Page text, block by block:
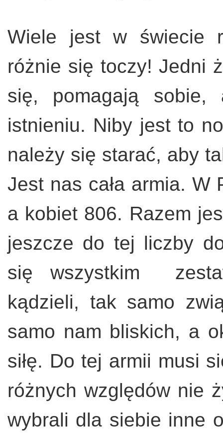
Wiele jest w świecie
różnie się toczy! Jedni
się, pomagają
istnieniu. Niby jest to
należy się starać, aby
Jest nas cała armia.
a kobiet 806. Razem
jeszcze do tej liczby
się wszystkim
kądzieli, tak samo
samo nam bliskich, a
siłę. Do tej armii musi
różnych względów nie
wybrali dla siebie inne